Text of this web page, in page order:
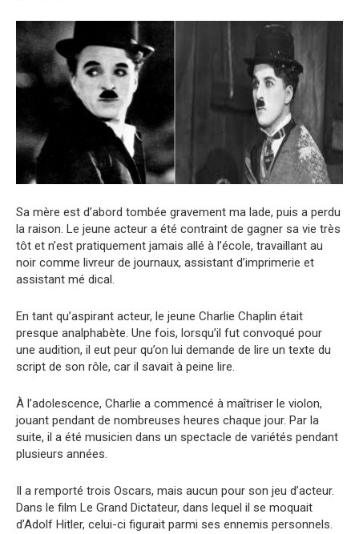
Sa mère est d’abord tombée gravement ma lade, puis a perdu
la raison. Le jeune acteur a été contraint de gagner sa vie très
tôt et n’est pratiquement jamais allé à l’école, travaillant au
noir comme livreur de journaux, assistant d’imprimerie et
assistant mé dical.
En tant qu’aspirant acteur, le jeune Charlie Chaplin était
presque analphabète. Une fois, lorsqu’il fut convoqué pour
une audition, il eut peur qu’on lui demande de lire un texte du
script de son rôle, car il savait à peine lire.
À l’adolescence, Charlie a commencé à maîtriser le violon,
jouant pendant de nombreuses heures chaque jour. Par la
suite, il a été musicien dans un spectacle de variétés pendant
plusieurs années.
Il a remporté trois Oscars, mais aucun pour son jeu d’acteur.
Dans le film Le Grand Dictateur, dans lequel il se moquait
d’Adolf Hitler, celui-ci figurait parmi ses ennemis personnels.